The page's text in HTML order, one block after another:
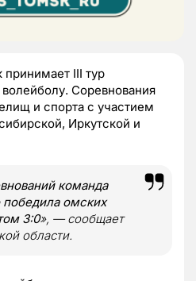
III тур
Соревнования
и спорта с участием
Иркутской и
команда
омских
3:0», — сообщает
области.